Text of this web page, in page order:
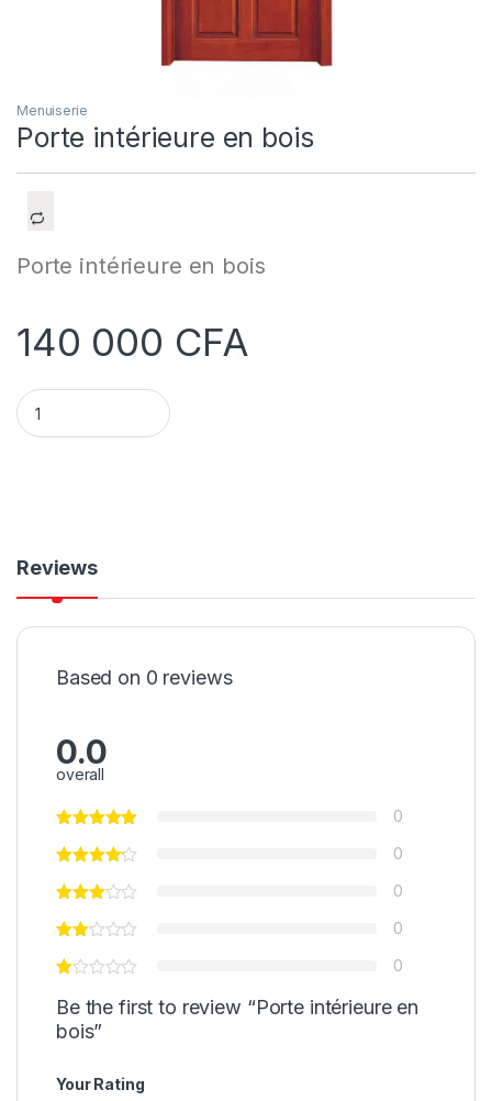
Menuiserie
Porte intérieure en bois
Porte intérieure en bois
140 000 CFA
Porte intérieure en bois quantity
Reviews
Based on 0 reviews
0.0
overall
0
0
0
0
0
Be the first to review “Porte intérieure en
bois”
Your Rating